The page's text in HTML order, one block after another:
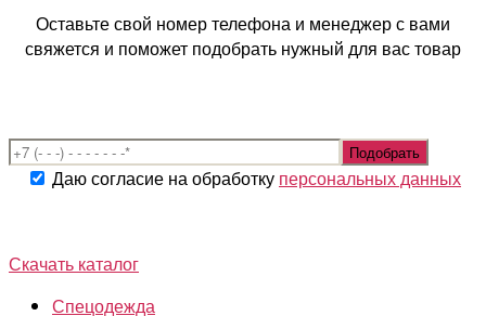
Оставьте свой номер телефона и менеджер с вами
свяжется и поможет подобрать нужный для вас товар
Даю согласие на обработку персональных данных
Скачать каталог
Спецодежда